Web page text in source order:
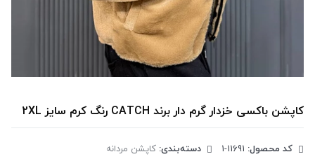
کاپشن باکسی خزدار گرم دار برند CATCH رنگ کرم سایز 2XL
کد محصول: دسته‌بندی: کاپشن مردانه